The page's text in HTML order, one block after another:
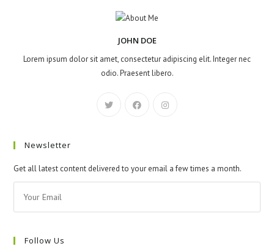
JOHN DOE
Lorem ipsum dolor sit amet, consectetur adipiscing elit. Integer nec
odio. Praesent libero.
Newsletter
Get all latest content delivered to your email a few times a month.
Follow Us